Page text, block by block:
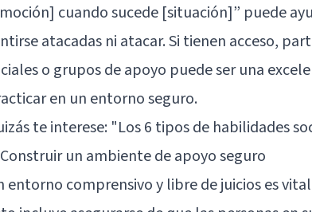
cuando sucede [situación]” puede
atacadas ni atacar. Si tienen acceso,
o grupos de apoyo puede ser una
en un entorno seguro.
te interese: "Los 6 tipos de habilidades
un ambiente de apoyo seguro
entorno comprensivo y libre de juicios es